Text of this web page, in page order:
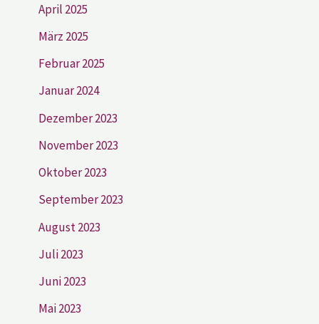
April 2025
März 2025
Februar 2025
Januar 2024
Dezember 2023
November 2023
Oktober 2023
September 2023
August 2023
Juli 2023
Juni 2023
Mai 2023